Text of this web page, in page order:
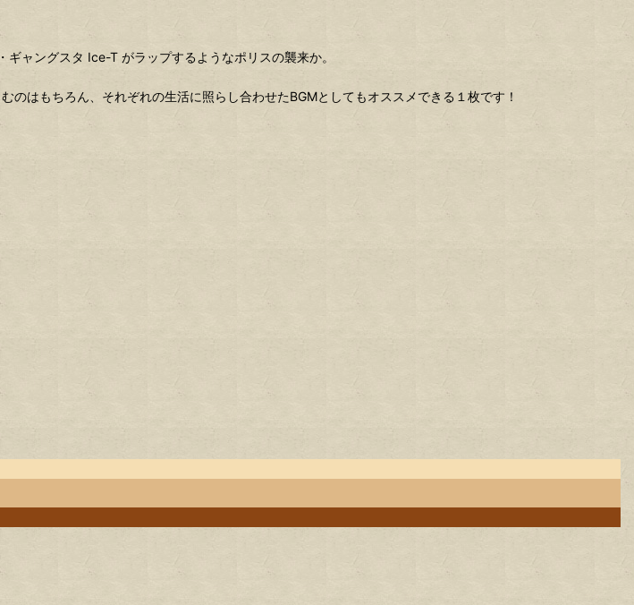
ャングスタ Ice-T がラップするようなポリスの襲来か。
はもちろん、それぞれの生活に照らし合わせたBGMとしてもオススメできる１枚です！